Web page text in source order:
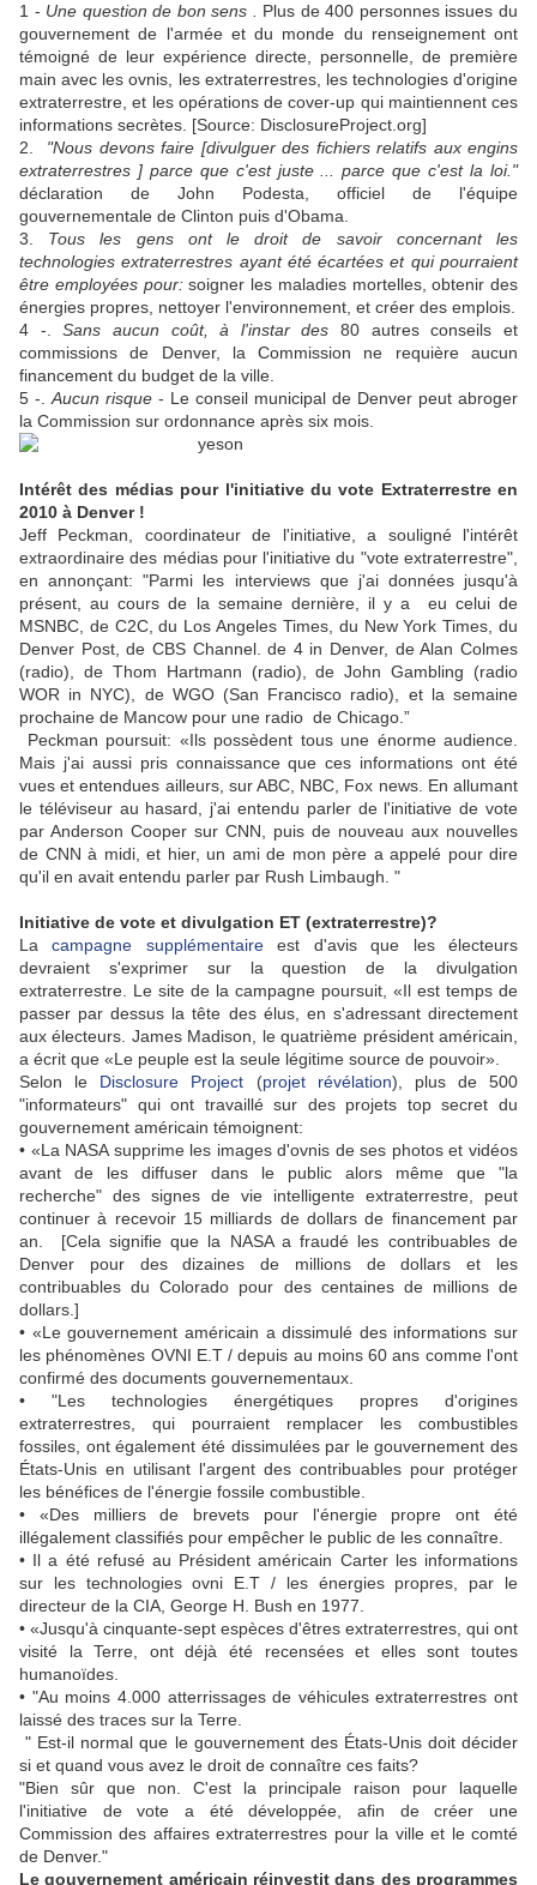
1 - Une question de bon sens
Plus de 400 personnes issues du
gouvernement de l'armée et du monde du renseignement ont
témoigné de leur expérience directe, personnelle, de première
main avec les ovnis, les extraterrestres, les technologies d'origine
extraterrestre, et les opérations de cover-up qui maintiennent ces
informations secrètes. [Source: DisclosureProject.org]
2.
"Nous devons faire [divulguer des fichiers relatifs aux engins
extraterrestres ] parce que c'est juste ... parce que c'est la loi."
déclaration de John Podesta, officiel de l'équipe
gouvernementale de Clinton puis d'Obama.
3. Tous les gens ont le droit de savoir concernant les
technologies extraterrestres ayant été écartées et qui pourraient
être employées pour:soigner les maladies mortelles, obtenir des
énergies propres, nettoyer l'environnement, et créer des emplois.
4 -.Sans aucun coût, à l'instar des80 autres conseilset
commissions de Denver, la Commission ne requière aucun
financement du budget de la ville.
5 -. Aucun risque - Le conseil municipal de Denver peut abroger
la Commission sur ordonnance après six mois.
Intérêt des médias pour l'initiative du vote Extraterrestre en
2010 à Denver !
Jeff Peckman, coordinateur de l'initiative, a souligné l'intérêt
extraordinaire des médias pour l'initiative du "vote extraterrestre",
en annonçant: "Parmi les interviews que j'ai données jusqu'à
présent , au cours de la semaine dernière, il y a eu celui de
MSNBC, de C2C, du Los Angeles Times, du New York Times, du
Denver Post, de CBS Channel. de 4 in Denver, de Alan Colmes
(radio), de Thom Hartmann (radio), de John Gambling (radio
WOR in NYC), de WGO (San Francisco radio), et la semaine
prochaine de Mancow pour une radio de Chicago.”
Peckman poursuit: «Ils possèdent tous une énorme audience.
Mais j'ai aussi pris connaissance que ces informations ont été
vues et entendues ailleurs, sur ABC, NBC, Fox news. En allumant
le téléviseur au hasard, j'ai entendu parler de l'initiative de vote
par Anderson Cooper sur CNN, puis de nouveau aux nouvelles
de CNN à midi, et hier, un ami de mon père a appelé pour dire
qu'il en avait entendu parler par Rush Limbaugh. "
Initiative de vote et divulgation ET (extraterrestre)?
Lacampagne supplémentaireest d'avis que les électeurs
devraient s'exprimer sur la question de la divulgation
extraterrestre. Le site de la campagne poursuit, «Il est temps de
passer par dessus la tête des élus, en s'adressant directement
aux électeurs. James Madison, le quatrième président américain,
a écrit que «Le peuple est la seule légitime source de pouvoir».
Selon le Disclosure Project (projet révélation), plus de 500
"informateurs" qui ont travaillé sur des projets top secret du
gouvernement américain témoignent:
• «La NASA supprime les images d'ovnis de ses photos et vidéos
avant de les diffuser dans le public alors même que "la
recherche" des signes de vie intelligente extraterrestre, peut
continuer à recevoir 15 milliards de dollarsde financement par
an.
[Cela signifie que la NASA a fraudé les contribuables de
Denver pour des dizaines de millions de dollars et les
contribuables du Colorado pour des centaines de millions de
dollars.]
• «Le gouvernement américain a dissimulé des informations sur
les phénomènes OVNI E.T / depuis au moins 60 ans comme l'ont
confirmé des documents gouvernementaux.
• "Les technologies énergétiques propres d'origines
extraterrestres, qui pourraient remplacer les combustibles
fossiles, ont également été dissimulées par le gouvernement des
États-Unis en utilisant l'argent des contribuables pour protéger
les bénéfices de l'énergie fossile combustible.
• «Des milliers de brevets pour l'énergie propre ont été
illégalement classifiés pour empêcher le public de les connaître.
• Il a été refusé au Président américain Carter les informations
sur les technologies ovni E.T / les énergies propres, par le
directeur de la CIA, George H. Bush en 1977.
• «Jusqu'à cinquante-sept espèces d'êtres extraterrestres, qui ont
visité la Terre, ont déjà été recensées et elles sont toutes
humanoïdes.
• "Au moins 4.000 atterrissages de véhicules extraterrestres ont
laissé des traces sur la Terre.
" Est-il normal que le gouvernement des États-Unis doit décider
si et quand vous avez le droit de connaître ces faits?
"Bien sûr que non. C'est la principale raison pour laquelle
l'initiative de vote a été développée, afin de créer une
Commission des affaires extraterrestres pour la ville et le comté
de Denver."
Legouvernement américain réinvestit dans des programmes